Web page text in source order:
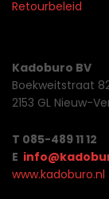
Retourbeleid
Kadoburo BV
Boekweitstraat
2153 GL Nieuw-
T 085-489 11 12
E
www.kadoburo.nl